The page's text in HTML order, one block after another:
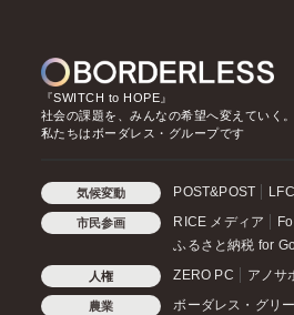
『SWITCH to HOPE』
社会の課題を、みんなの希望へ変えていく。
私たちはボーダレス・グループです
気候変動 POST&POST
市民参画 RICE メディア
ふるさと納税 for
人権 ZERO PC アノサ
農業 ボーダレス・グリ